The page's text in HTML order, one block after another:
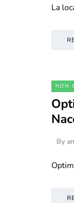
La
NON
By